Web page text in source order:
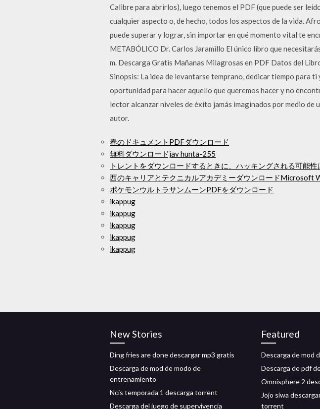
Calibre para abrirlos), luego tenemos el PDF (que puede ser
cualquier aspecto o, de hecho, todos los aspectos de la vida.
puede superar y lograr, sin importar en qué momento vital te
METABÓLICO Dr. Carlos Jaramillo El único libro que
m. Descarga Gratis Mañanas Milagrosas en PDF Datos del
Sinopsis: La idea de levantarse temprano, dedicar tiempo para
oportunidad para hacer aquello que queremos hacer y no
lector alcanzar niveles de éxito jamás imaginados por medio de
autor.
春のドキュメントPDFダウンロード
無料ダウンロードjav hunta-255
トレントをダウンロードするときに、ハッキングされる可能性
西のキャリアとテクニカルアカデミーダウンロードMicrosoft
ポケモンウルトラサンムーンPDFをダウンロード
ikappug
ikappug
ikappug
ikappug
ikappug
New Stories
Ding fries are done descargar mp3 gratis
Descarga de mod de modo de
entrenamiento
Ncis temporada 1 descarga torrent
Descarga del juego de supervivencia
Featured
Descarga de mod
Descarga de pdf
Omnisphere 2
Jojo siwa
torrent